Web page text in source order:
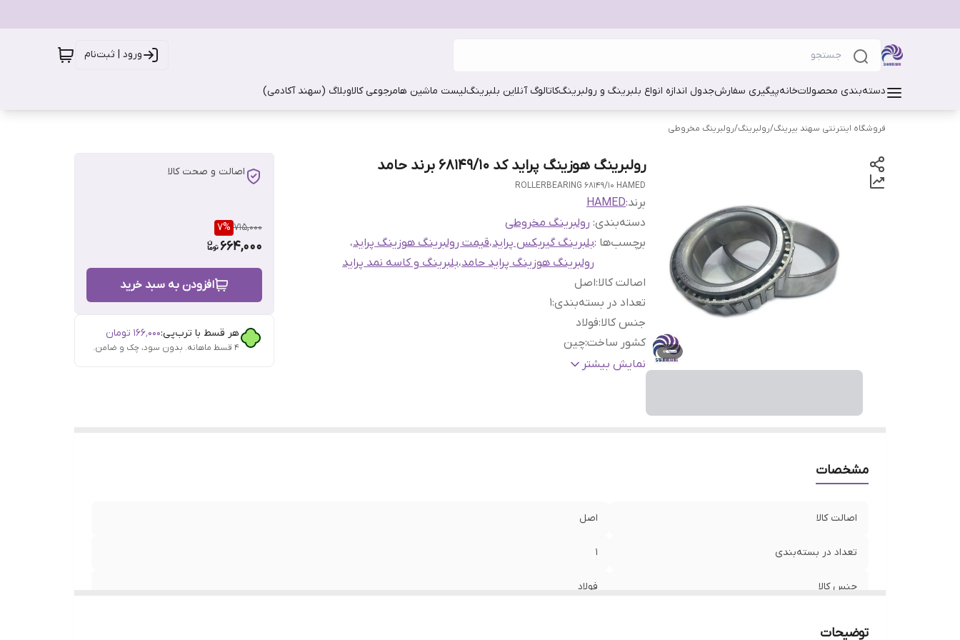
ورود | ثبت‌نام
دسته‌بندی محصولاتخانهپیگیری سفارشجدول اندازه انواع بلبرینگ و رولبرینگکاتالوگ آنلاین بلبرینگلیست ماشین هامرجوعی کالاوبلاگ (سهند آکادمی)
فروشگاه اینترنتی سهند بیرینگ/رولبرینگ/رولبرینگ مخروطی
رولبرینگ هوزینگ پراید کد 68149/10 برند حامد
ROLLERBEARING 68149/10 HAMED
برند:HAMED
دسته‌بندی: رولبرینگ مخروطی
برچسب‌ها :بلبرینگ گیربکس پراید،قیمت رولبرینگ هوزینگ پراید،
رولبرینگ هوزینگ پراید حامد،بلبرینگ و کاسه نمد پراید
اصالت کالا:اصل
تعداد در بسته‌بندی:
1
جنس کالا:فولاد
کشور ساخت:چین
مناسب برای خودرو
نمایش بیشتر
اصالت و صحت کالا
715,000
7%
664,000
افزودن به سبد خرید
هر قسط با ترب‌پی:۱۶۶٬۰۰۰ تومان
۴ قسط ماهانه. بدون سود، چک و ضامن.
مشخصات
اصالت کالا اصل
تعداد در بسته‌بندی 1
جنس کالا فولاد
توضیحات